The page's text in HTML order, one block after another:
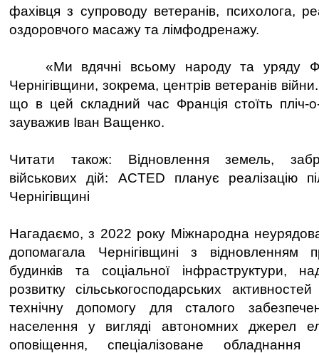
фахівця з супроводу ветеранів, психолога,
оздоровчого масажу та лімфодренажу.
«Ми вдячні всьому народу та уряду
Чернігівщини, зокрема, центрів ветеранів
що в цей складний час Франція стоїть пліч-
зауважив Іван Ващенко.
Читати також: Відновлення земель,
військових дій: ACTED планує реалізацію
Чернігівщині
Нагадаємо, з 2022 року Міжнародна
допомагала Чернігівщині з відновленням
будинків та соціальної інфраструктури,
розвитку сільськогосподарських
технічну допомогу для сталого
населення у вигляді автономних джерел
оповіщення, спеціалізоване